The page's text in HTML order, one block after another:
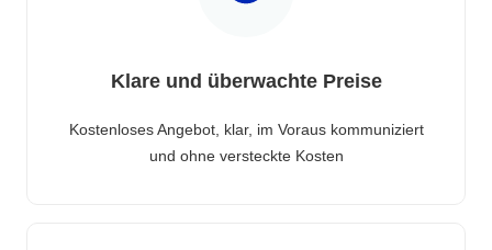
Klare und überwachte Preise
Kostenloses Angebot, klar, im Voraus kommuniziert
und ohne versteckte Kosten